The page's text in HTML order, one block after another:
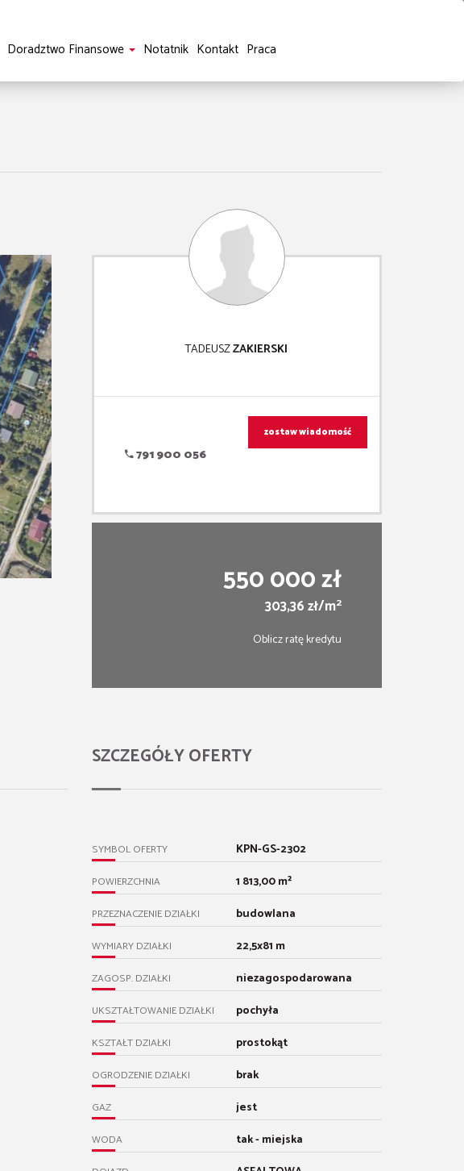
Doradztwo Finansowe Notatnik Kontakt Praca
TADEUSZZAKIERSKI
791 900 056
zostaw wiadomość
550 000 zł
303,36 zł/m2
Oblicz ratę kredytu
SZCZEGÓŁY OFERTY
SYMBOL OFERTY KPN-GS-2302
POWIERZCHNIA 1 813,00 m²
PRZEZNACZENIE DZIAŁKI budowlana
WYMIARY DZIAŁKI 22,5x81 m
ZAGOSP. DZIAŁKI niezagospodarowana
UKSZTAŁTOWANIE DZIAŁKI pochyła
KSZTAŁT DZIAŁKI prostokąt
OGRODZENIE DZIAŁKI brak
GAZ jest
WODA tak - miejska